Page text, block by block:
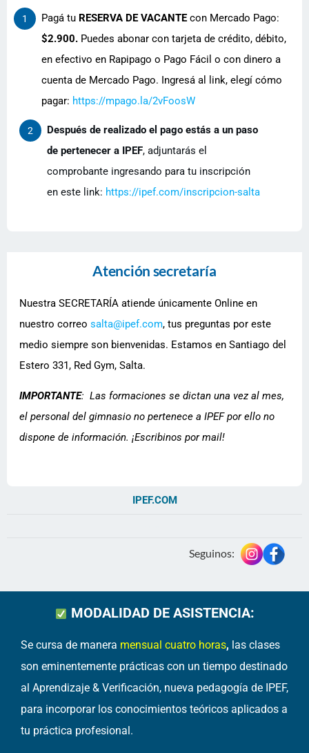
1 Pagá tu RESERVA DE VACANTEcon Mercado Pago:
$2.900. Puedes abonar con tarjeta de crédito, débito,
en efectivo en Rapipago o Pago Fácil o con dinero a
cuenta de Mercado Pago. Ingresá al link, elegí cómo
pagar: https://mpago.la/2vFoosW
2
Después de realizado el pago estás a un paso
de pertenecer a IPEF, adjuntarás el
comprobante ingresando para tu inscripción
en este link: https://ipef.com/inscripcion-salta
Atención secretaría
Nuestra SECRETARÍA atiende únicamente Online en
nuestro correo salta@ipef.com, tus preguntas por este
medio siempre son bienvenidas. Estamos en Santiago del
Estero 331, Red Gym, Salta.
IMPORTANTE: Las formaciones se dictan una vez al mes,
el personal del gimnasio no pertenece a IPEF por ello no
dispone de información. ¡Escribinos por mail!
IPEF.COM
Seguinos:
MODALIDAD DE ASISTENCIA:
Se cursa de manera mensual cuatro horas, las clases
son eminentemente prácticas con un tiempo destinado
al Aprendizaje & Verificación, nueva pedagogía de IPEF,
para incorporar los conocimientos teóricos aplicados a
tu práctica profesional.